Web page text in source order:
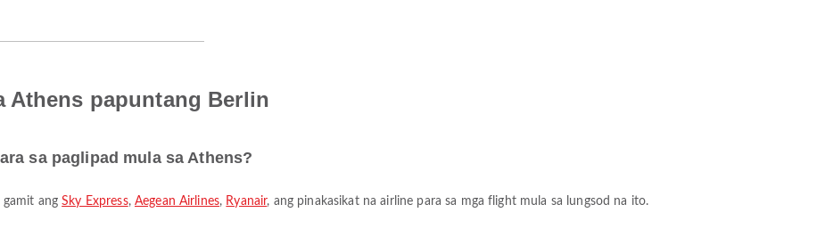
Athens papuntang Berlin
sa paglipad mula sa Athens?
gamit angSky Express, Aegean Airlines, Ryanair, ang pinakasikat na airline para sa mga flight mula sa lungsod na ito.